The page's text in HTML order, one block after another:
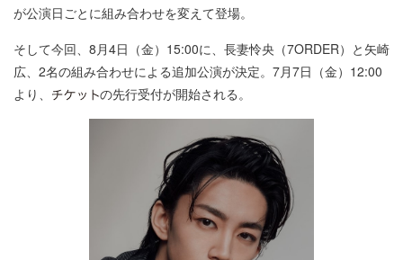
が公演日ごとに組み合わせを変えて登場。
そして今回、8月4日（金）15:00に、長妻怜央（7ORDER）と矢崎
広、2名の組み合わせによる追加公演が決定。7月7日（金）12:00
より、
の先行受付が開始される。